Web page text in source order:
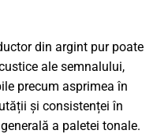
din argint pur poate
ale semnalului,
precum asprimea în
și consistenței în
a paletei tonale.